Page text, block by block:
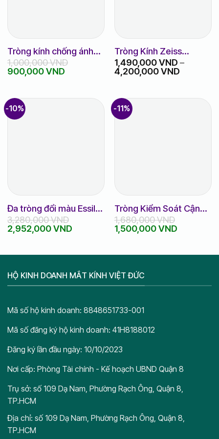
Tròng kính chống ánh
sáng xanh Kodak FSV
1.60 Asph UV Blue
1,000,000VND
Giá
1,000,000 VND.
900,000VNDGiá
là:
900,000 VND.
Tròng Kính Zeiss
ClearView
1,490,000VND –
4,200,000VNDKhoảng
-10%
Đa tròng đổi màu Essilor
Smart Lens Sunx 1.56
3,280,000VND
Giá
gốc
3,280,000 VND.
2,952,000VNDGiá
là:
-11%
Tròng Kiểm Soát Cận
Thị Học Sinh – Chemi
1.59 PC Myopia Control
1,680,000VND
Giá
gốc
1,680,000 VND.
1,500,000VNDGiá
là:
HỘ KINH DOANH MẮT KÍNH VIỆT ĐỨC
Mã số hộ kinh doanh: 8848651733-001
Mã số đăng ký hộ kinh doanh: 41H8188012
Đăng ký lần đầu ngày: 10/10/2023
Nơi cấp: Phòng Tài chính - Kế hoạch UBND Quận 8
Trụ sở: số 109 Dạ Nam, Phường Rạch Ông, Quận 8,
TP.HCM
Địa chỉ: số 109 Dạ Nam, Phường Rạch Ông, Quận 8,
TP.HCM